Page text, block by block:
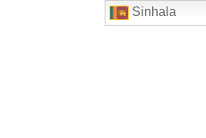
Sinhala